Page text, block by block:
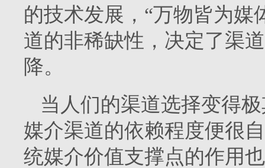
的技术发展，“万物皆为媒
道的非稀缺性，决定了渠
降。
当人们的渠道选择变得
媒介渠道的依赖程度便很
统媒介价值支撑点的作用